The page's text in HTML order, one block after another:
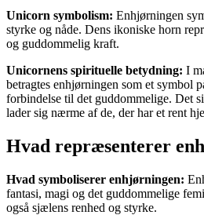
Unicorn symbolism: Enhjørningen
styrke og nåde. Dens ikoniske horn
og guddommelig kraft.
Unicornens spirituelle betydning: I
betragtes enhjørningen som et symbol
forbindelse til det guddommelige. Det
lader sig nærme af de, der har et rent
Hvad repræsenterer
Hvad symboliserer enhjørningen:
fantasi, magi og det guddommelige
også sjælens renhed og styrke.